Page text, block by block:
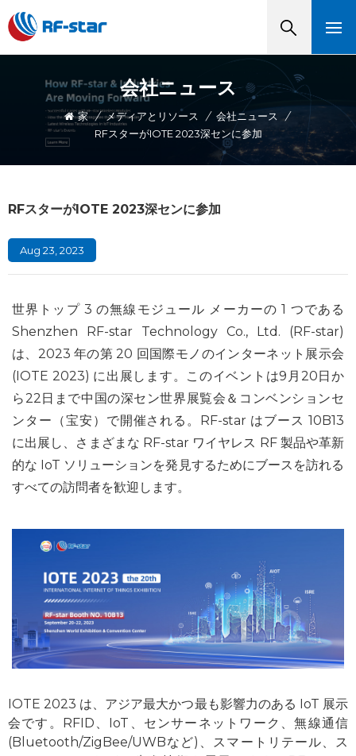
会社ニュース
家 / メディアとリソース / 会社ニュース
/
RFスターがIOTE 2023深センに参加
RFスターがIOTE 2023深センに参加
Aug 23, 2023
世界トップ 3 の無線モジュール メーカーの 1 つである
Shenzhen RF-star Technology Co., Ltd. (RF-star)
は、2023 年の第 20 回国際モノのインターネット展示会
(IOTE 2023) に出展します。このイベントは9月20日か
ら22日まで中国の深セン世界展覧会＆コンベンションセ
ンター（宝安）で開催される。RF-star はブース 10B13
に出展し、さまざまな RF-star ワイヤレス RF 製品や革新
的な IoT ソリューションを発見するためにブースを訪れる
すべての訪問者を歓迎します。
IOTE 2023 は、アジア最大かつ最も影響力のある IoT 展示
会です。RFID、IoT、センサーネットワーク、無線通信
(Bluetooth/ZigBee/UWBなど)、スマートリテール、ス